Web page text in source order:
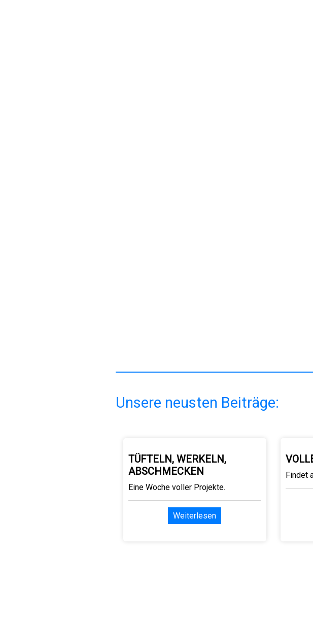
Unsere neusten Beiträge:
TÜFTELN, WERKELN,
ABSCHMECKEN
Eine Woche voller Projekte.
Weiterlesen
Findet